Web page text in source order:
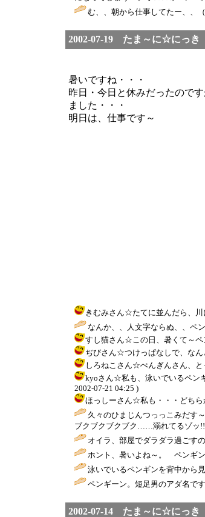
む、、朝から仕事してたー、、
2002-07-19 たま～に☆にっ
暑いですね・・・
昨日・今日と休みだったので
ました・・・
明日は、仕事です～
きむみさん☆たてに並んだら、川
なんか、、人文字ならぬ、、
すし猫さん☆この日、暑くて～ペ
ぢびさん☆つけっぱなしで、なん
しろねこさん☆ぺんぎんさん、と
kyoさん☆私も、泳いでいるペン
2002-07-21 04:25 )
ほっしーさん☆私も・・・どちら
久々のひまじんつっっこみだ
ブクブクブクブク……溺れてるゾッ
オイラ、部屋でダラダラ過ごす
ホント、暑いよね～。 ペンギ
泳いでいるペンギンを背中から
ペンギーン。短足男のアダ名で
2002-07-14 たま～に☆にっ